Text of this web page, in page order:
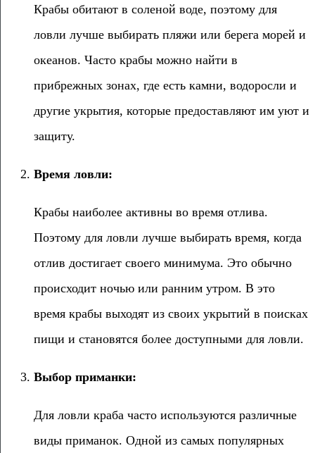
Крабы обитают в соленой воде, поэтому для
ловли лучше выбирать пляжи или берега морей и
океанов. Часто крабы можно найти в
прибрежных зонах, где есть камни, водоросли и
другие укрытия, которые предоставляют им уют и
защиту.
Время ловли:
Крабы наиболее активны во время отлива.
Поэтому для ловли лучше выбирать время, когда
отлив достигает своего минимума. Это обычно
происходит ночью или ранним утром. В это
время крабы выходят из своих укрытий в поисках
пищи и становятся более доступными для ловли.
Выбор приманки:
Для ловли краба часто используются различные
виды приманок. Одной из самых популярных